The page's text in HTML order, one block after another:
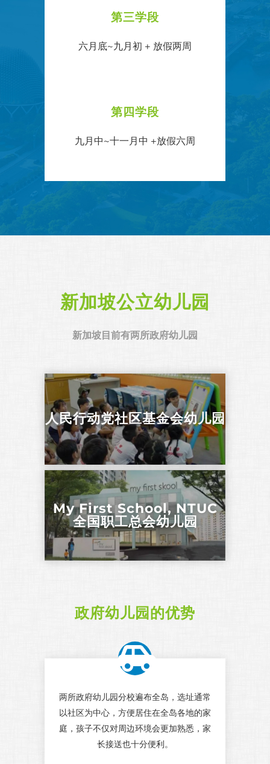
第三学段
六月底~九月初 + 放假两周
第四学段
九月中~十一月中 +放假六周
新加坡公立幼儿园
新加坡目前有两所政府幼儿园
人民行动党社区基金会幼儿园
My First School, NTUC
全国职工总会幼儿园
政府幼儿园的优势
两所政府幼儿园分校遍布全岛，选址通常
以社区为中心，方便居住在全岛各地的家
庭，孩子不仅对周边环境会更加熟悉，家
长接送也十分便利。